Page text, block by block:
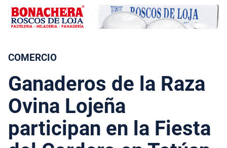
COMERCIO
Ganaderos de la Raza
Ovina Lojeña
participan en la Fiesta